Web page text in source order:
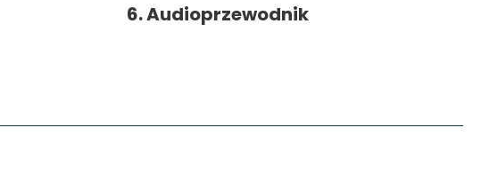
6. Audioprzewodnik